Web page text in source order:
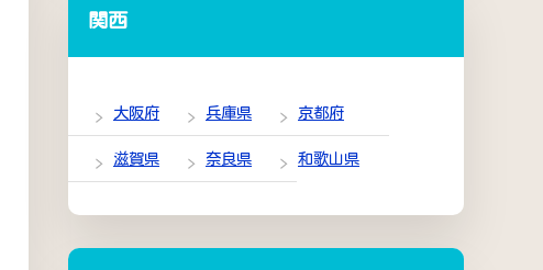
関西
大阪府 兵庫県 京都府
滋賀県 奈良県 和歌山県